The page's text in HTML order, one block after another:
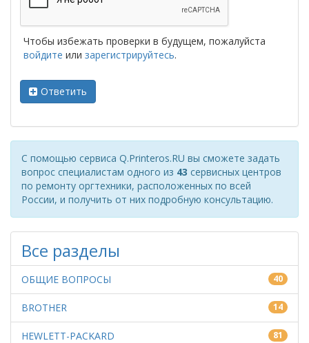
Чтобы избежать проверки в будущем, пожалуйста
войдите или зарегистрируйтесь.
Ответить
С помощью сервиса Q.Printeros.RU вы сможете задать
вопрос специалистам одного из 43 сервисных центров
по ремонту оргтехники, расположенных по всей
России, и получить от них подробную консультацию.
Все разделы
ОБЩИЕ ВОПРОСЫ 40
BROTHER 14
HEWLETT-PACKARD 81